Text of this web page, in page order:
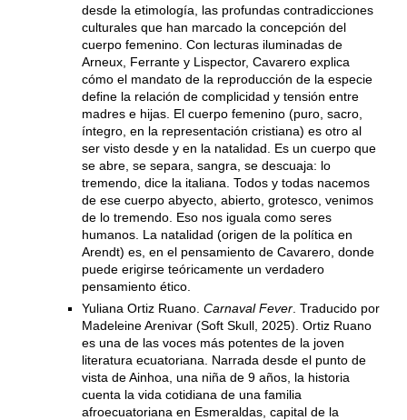
desde la etimología, las profundas contradicciones
culturales que han marcado la concepción del
cuerpo femenino. Con lecturas iluminadas de
Arneux, Ferrante y Lispector, Cavarero explica
cómo el mandato de la reproducción de la especie
define la relación de complicidad y tensión entre
madres e hijas. El cuerpo femenino (puro, sacro,
íntegro, en la representación cristiana) es otro al
ser visto desde y en la natalidad. Es un cuerpo que
se abre, se separa, sangra, se descuaja: lo
tremendo, dice la italiana. Todos y todas nacemos
de ese cuerpo abyecto, abierto, grotesco, venimos
de lo tremendo. Eso nos iguala como seres
humanos. La natalidad (origen de la política en
Arendt) es, en el pensamiento de Cavarero, donde
puede erigirse teóricamente un verdadero
pensamiento ético.
Yuliana Ortiz Ruano. Carnaval Fever. Traducido por
Madeleine Arenivar (Soft Skull, 2025). Ortiz Ruano
es una de las voces más potentes de la joven
literatura ecuatoriana. Narrada desde el punto de
vista de Ainhoa, una niña de 9 años, la historia
cuenta la vida cotidiana de una familia
afroecuatoriana en Esmeraldas, capital de la